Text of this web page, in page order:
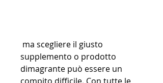
supplemento o prodotto
dimagrante può essere un